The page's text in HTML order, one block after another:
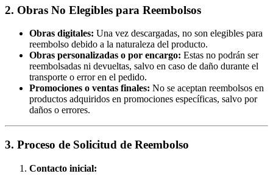
2. Obras No Elegibles para Reembolsos
Obras digitales: Una vez descargadas, no son elegibles para
reembolso debido a la naturaleza del producto.
Obras personalizadas o por encargo: Estas no podrán ser
reembolsadas ni devueltas, salvo en caso de daño durante el
transporte o error en el pedido.
Promociones o ventas finales: No se aceptan reembolsos en
productos adquiridos en promociones específicas, salvo por
daños o errores.
3. Proceso de Solicitud de Reembolso
Contacto inicial: